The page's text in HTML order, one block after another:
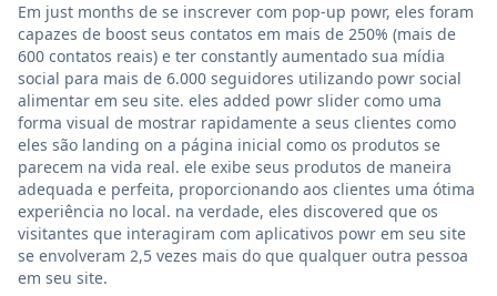
Em just months de se inscrever com pop-up powr, eles foram
capazes de boost seus contatos em mais de 250% (mais de
600 contatos reais) e ter constantly aumentado sua mídia
social para mais de 6.000 seguidores utilizando powr social
alimentar em seu site. eles added powr slider como uma
forma visual de mostrar rapidamente a seus clientes como
eles são landing on a página inicial como os produtos se
parecem na vida real. ele exibe seus produtos de maneira
adequada e perfeita, proporcionando aos clientes uma ótima
experiência no local. na verdade, eles discovered que os
visitantes que interagiram com aplicativos powr em seu site
se envolveram 2,5 vezes mais do que qualquer outra pessoa
em seu site.